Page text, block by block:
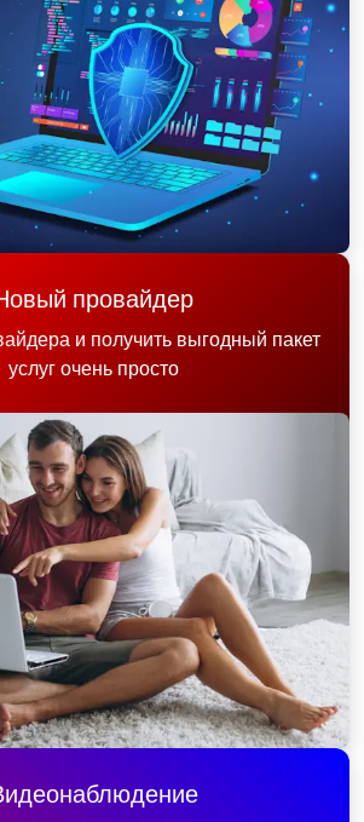
провайдер
и получить выгодный пакет
услуг очень просто